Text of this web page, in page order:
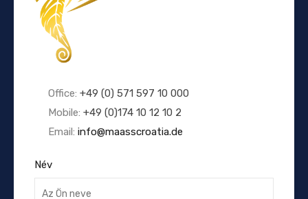
Office: +49 (0) 571 597 10 000
Mobile: +49 (0)174 10 12 10 2
Email: info@maasscroatia.de
Név